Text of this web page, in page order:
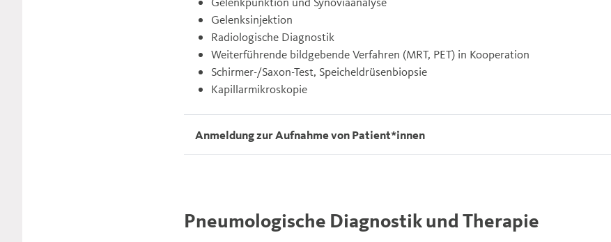
Gelenksinjektion
Radiologische Diagnostik
Weiterführende bildgebende Verfahren (MRT, PET) in Kooperation
Schirmer-/Saxon-Test, Speicheldrüsenbiopsie
Kapillarmikroskopie
Anmeldung zur Aufnahme von Patient*innen
Pneumologische Diagnostik und Therapie